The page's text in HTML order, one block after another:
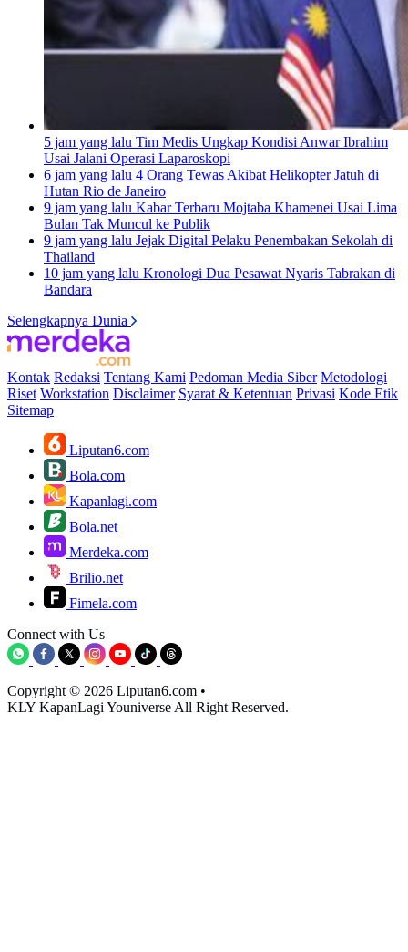
5 jam yang lalu Tim Medis Ungkap Kondisi Anwar Ibrahim
Usai Jalani Operasi Laparoskopi
6 jam yang lalu 4 Orang Tewas Akibat Helikopter Jatuh di
Hutan Rio de Janeiro
9 jam yang lalu Kabar Terbaru Mojtaba Khamenei Usai Lima
Bulan Tak Muncul ke Publik
9 jam yang lalu Jejak Digital Pelaku Penembakan Sekolah di
Thailand
10 jam yang lalu Kronologi Dua Pesawat Nyaris Tabrakan di
Bandara
Selengkapnya Dunia
Kontak Redaksi Tentang Kami Pedoman Media Siber Metodologi
Riset Workstation Disclaimer Syarat & Ketentuan Privasi Kode Etik
Sitemap
Liputan6.com
Bola.com
Kapanlagi.com
Bola.net
Merdeka.com
Brilio.net
Fimela.com
Connect with Us
Copyright © 2026 Liputan6.com •
KLY KapanLagi Youniverse All Right Reserved.